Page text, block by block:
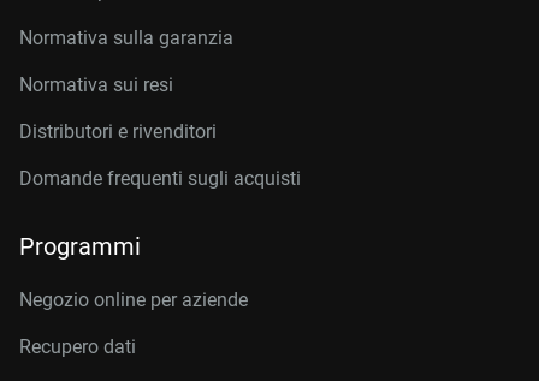
Normativa sulla garanzia
Normativa sui resi
Distributori e rivenditori
Domande frequenti sugli acquisti
Programmi
Negozio online per aziende
Recupero dati